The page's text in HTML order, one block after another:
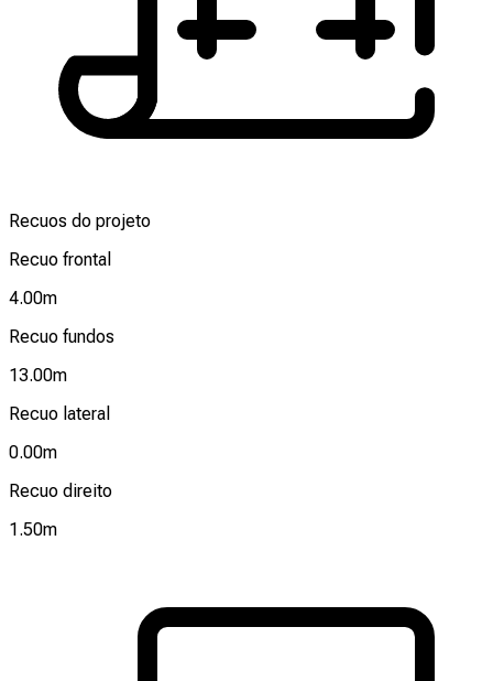
Recuos do projeto
Recuo frontal
4.00m
Recuo fundos
13.00m
Recuo lateral
0.00m
Recuo direito
1.50m